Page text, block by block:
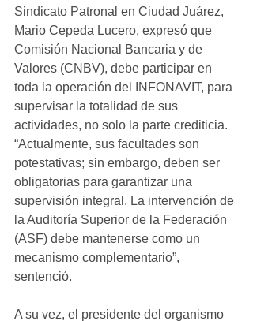
Sindicato Patronal en Ciudad Juárez,
Mario Cepeda Lucero, expresó que
Comisión Nacional Bancaria y de
Valores (CNBV), debe participar en
toda la operación del INFONAVIT, para
supervisar la totalidad de sus
actividades, no solo la parte crediticia.
“Actualmente, sus facultades son
potestativas; sin embargo, deben ser
obligatorias para garantizar una
supervisión integral. La intervención de
la Auditoría Superior de la Federación
(ASF) debe mantenerse como un
mecanismo complementario”,
sentenció.
A su vez, el presidente del organismo